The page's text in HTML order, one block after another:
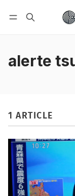
alerte
1 ARTICLE